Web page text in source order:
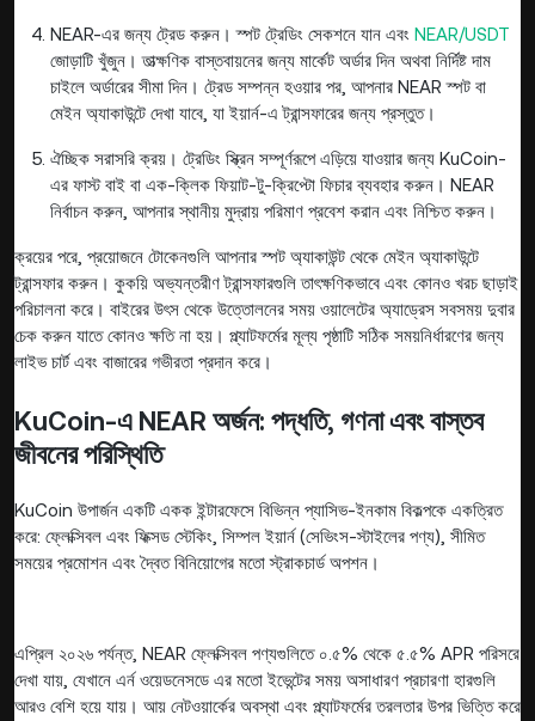
NEAR-এর জন্য ট্রেড করুন। স্পট ট্রেডিং সেকশনে যান এবং NEAR/USDT
জোড়াটি খুঁজুন। তাত্ক্ষণিক বাস্তবায়নের জন্য মার্কেট অর্ডার দিন অথবা নির্দিষ্ট দাম
চাইলে অর্ডারের সীমা দিন। ট্রেড সম্পন্ন হওয়ার পর, আপনার NEAR স্পট বা
মেইন অ্যাকাউন্টে দেখা যাবে, যা ইয়ার্ন-এ ট্রান্সফারের জন্য প্রস্তুত।
ঐচ্ছিক সরাসরি ক্রয়। ট্রেডিং স্ক্রিন সম্পূর্ণরূপে এড়িয়ে যাওয়ার জন্য KuCoin-
এর ফাস্ট বাই বা এক-ক্লিক ফিয়াট-টু-ক্রিপ্টো ফিচার ব্যবহার করুন। NEAR
নির্বাচন করুন, আপনার স্থানীয় মুদ্রায় পরিমাণ প্রবেশ করান এবং নিশ্চিত করুন।
ক্রয়ের পরে, প্রয়োজনে টোকেনগুলি আপনার স্পট অ্যাকাউন্ট থেকে মেইন অ্যাকাউন্টে
ট্রান্সফার করুন। কুকয়ি অভ্যন্তরীণ ট্রান্সফারগুলি তাৎক্ষণিকভাবে এবং কোনও খরচ ছাড়াই
পরিচালনা করে। বাইরের উৎস থেকে উত্তোলনের সময় ওয়ালেটের অ্যাড্রেস সবসময় দুবার
চেক করুন যাতে কোনও ক্ষতি না হয়। প্ল্যাটফর্মের মূল্য পৃষ্ঠাটি সঠিক সময়নির্ধারণের জন্য
লাইভ চার্ট এবং বাজারের গভীরতা প্রদান করে।
KuCoin-এ NEAR অর্জন: পদ্ধতি, গণনা এবং বাস্তব
জীবনের পরিস্থিতি
KuCoin উপার্জন একটি একক ইন্টারফেসে বিভিন্ন প্যাসিভ-ইনকাম বিকল্পকে একত্রিত
করে: ফ্লেক্সিবল এবং ফিক্সড স্টেকিং, সিম্পল ইয়ার্ন (সেভিংস-স্টাইলের পণ্য), সীমিত
সময়ের প্রমোশন এবং দ্বৈত বিনিয়োগের মতো স্ট্রাকচার্ড অপশন।
এপ্রিল ২০২৬ পর্যন্ত, NEAR ফ্লেক্সিবল পণ্যগুলিতে ০.৫% থেকে ৫.৫% APR পরিসরে
দেখা যায়, যেখানে এর্ন ওয়েডনেসডে এর মতো ইভেন্টের সময় অসাধারণ প্রচারণা হারগুলি
আরও বেশি হয়ে যায়। আয় নেটওয়ার্কের অবস্থা এবং প্ল্যাটফর্মের তরলতার উপর ভিত্তি করে